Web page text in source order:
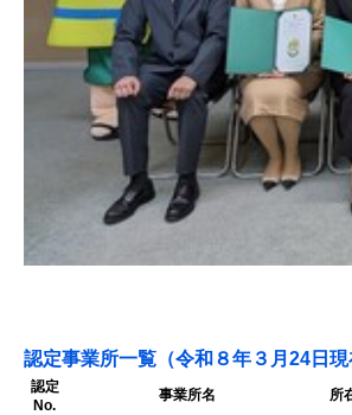
認定事業所一覧（令和８年３月24日現
認定
No.
事業所名 所